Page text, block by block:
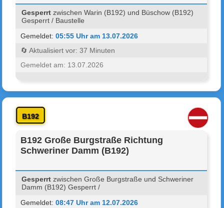
Gesperrt zwischen Warin (B192) und Büschow (B192)
Gesperrt / Baustelle
Gemeldet:05:55 Uhr am 13.07.2026
🔄 Aktualisiert vor: 37 Minuten
Gemeldet am: 13.07.2026
B192
B192 Große Burgstraße Richtung
Schweriner Damm (B192)
Gesperrt zwischen Große Burgstraße und Schweriner
Damm (B192) Gesperrt /
Gemeldet:08:47 Uhr am 12.07.2026